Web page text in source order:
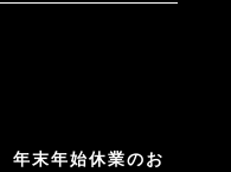
年末年始休業のお